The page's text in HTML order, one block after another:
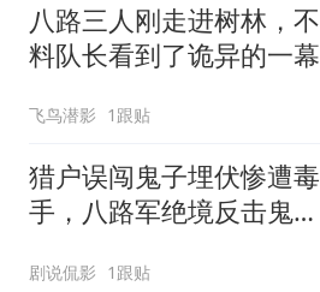
八路三人刚走进树林，不
料队长看到了诡异的一幕
飞鸟潜影 1跟贴
猎户误闯鬼子埋伏惨遭毒
手，八路军绝境反击鬼子
剧说侃影 1跟贴